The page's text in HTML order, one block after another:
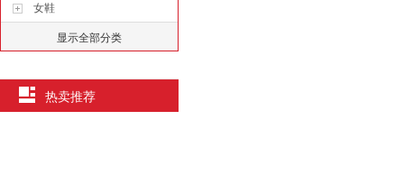
女鞋
显示全部分类
热卖推荐